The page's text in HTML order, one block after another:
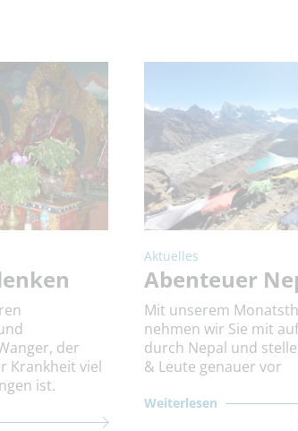
der
Krankheit viel
ist.
Aktuelles
Abenteuer
Mit unserem
nehmen wir Sie mit
durch Nepal und
& Leute genauer vor
Weiterlesen